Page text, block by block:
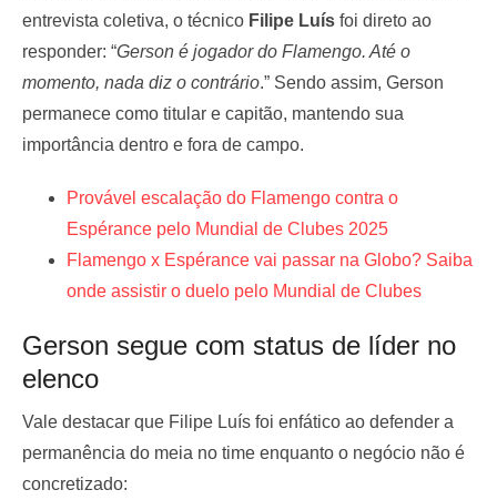
entrevista coletiva, o técnico Filipe Luís foi direto ao
responder: “Gerson é jogador do Flamengo. Até o
momento, nada diz o contrário.” Sendo assim, Gerson
permanece como titular e capitão, mantendo sua
importância dentro e fora de campo.
Provável escalação do Flamengo contra o
Espérance pelo Mundial de Clubes 2025
Flamengo x Espérance vai passar na Globo? Saiba
onde assistir o duelo pelo Mundial de Clubes
Gerson segue com status de líder no
elenco
Vale destacar que Filipe Luís foi enfático ao defender a
permanência do meia no time enquanto o negócio não é
concretizado: